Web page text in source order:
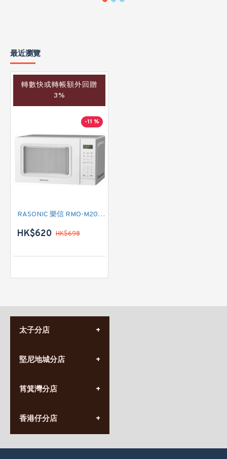
最近瀏覽
轉數快或轉帳額外回贈
3%
-11 %
RASONIC 樂信 RMO-M201TX 微波爐
HK$620 HK$698
太子分店
營業時間:
九龍太子太子道西141號
堅尼地城分店
營業時間:
香港堅尼地城卑路乍街
(堅尼地城地鐵站B出口)
筲箕灣分店
營業時間:
(10:00am-20:30pm)
香港仔分店
營業時間: